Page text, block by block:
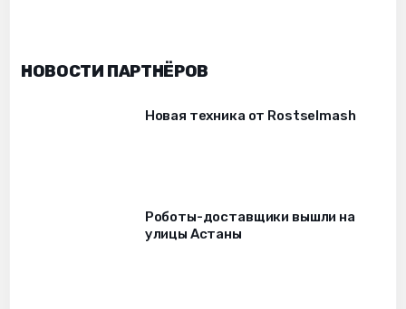
НОВОСТИ ПАРТНЁРОВ
Новая техника от Rostselmash
Роботы-доставщики вышли на
улицы Астаны